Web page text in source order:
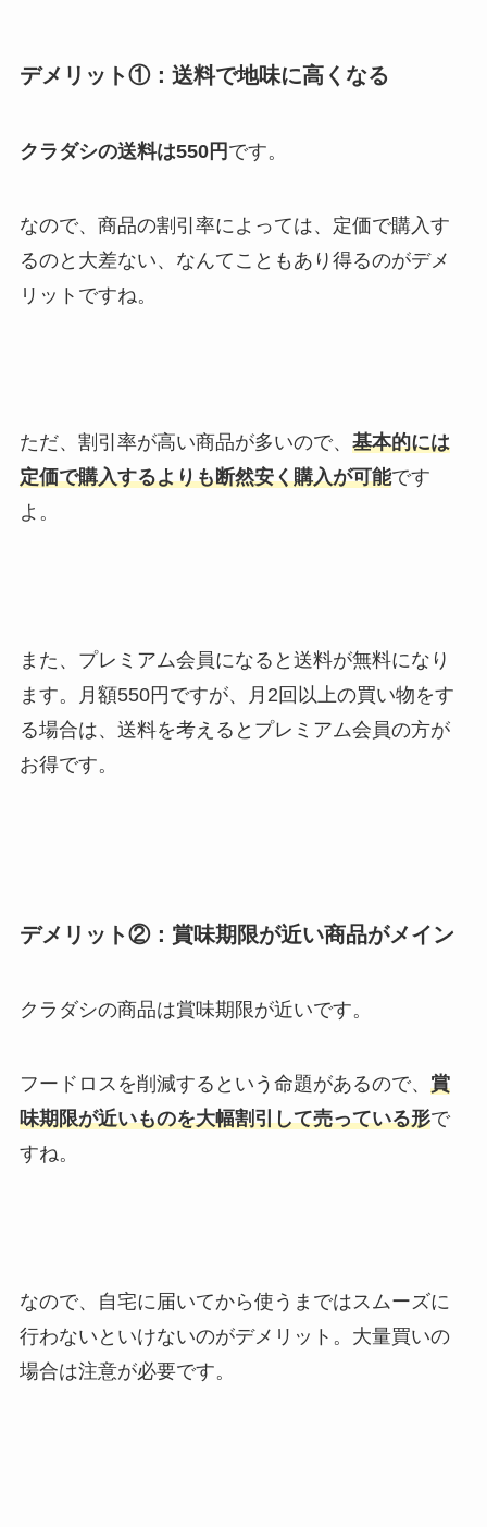
デメリット①：送料で地味に高くなる
クラダシの送料は550円 です。
なので、商品の割引率によっては、定価で購入す
るのと大差ない、なんてこともあり得るのがデメ
リットですね。
ただ、割引率が高い商品が多いので、 基本的には
定価で購入するよりも断然安く購入が可能です
よ。
また、プレミアム会員になると送料が無料になり
ます。月額550円ですが、月2回以上の買い物をす
る場合は、送料を考えるとプレミアム会員の方が
お得です。
デメリット②：賞味期限が近い商品がメイン
クラダシの商品は賞味期限が近いです。
フードロスを削減するという命題があるので、 賞
味期限が近いものを大幅割引して売っている形で
すね。
なので、自宅に届いてから使うまではスムーズに
行わないといけないのがデメリット。大量買いの
場合は注意が必要です。